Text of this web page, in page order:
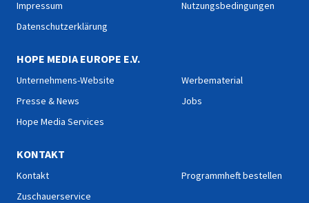
Impressum
Datenschutzerklärung
Nutzungsbedingungen
HOPE MEDIA EUROPE E.V.
Unternehmens-Website
Presse & News
Hope Media Services
Werbematerial
Jobs
KONTAKT
Kontakt
Zuschauerservice
Programmheft bestellen